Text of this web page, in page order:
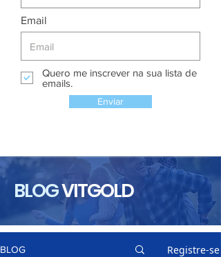
Email
Quero me inscrever na sua lista de
emails.
Enviar
BLOGVITGOLD
BLOG Registre-se